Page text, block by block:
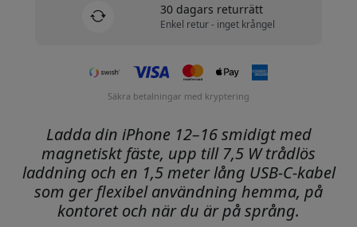
30 dagars returrätt
Enkel retur - inget krångel
Säkra betalningar med kryptering
Ladda din iPhone 12–16 smidigt med
magnetiskt fäste, upp till 7,5 W trådlös
laddning och en 1,5 meter lång USB-C-kabel
som ger flexibel användning hemma, på
kontoret och när du är på språng.